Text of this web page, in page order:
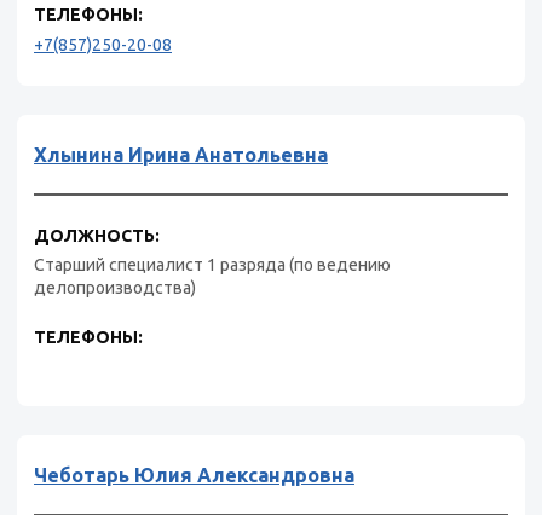
ТЕЛЕФОНЫ:
+7(857)250-20-08
Хлынина Ирина Анатольевна
ДОЛЖНОСТЬ:
Старший специалист 1 разряда (по ведению
делопроизводства)
ТЕЛЕФОНЫ:
Чеботарь Юлия Александровна